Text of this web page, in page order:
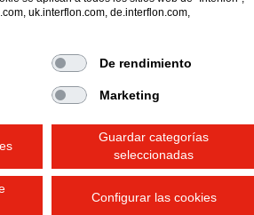
0592
de venta
uk.interflon.com, de.interflon.com,
De rendimiento
Marketing
Guardar categorías
seleccionadas
Configurar las cookies